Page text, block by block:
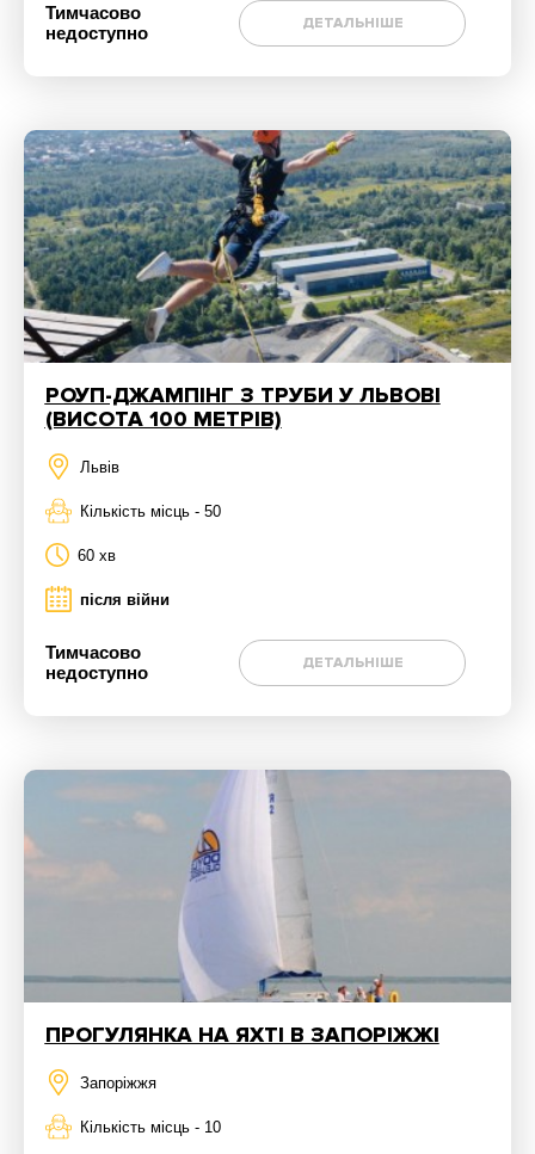
Тимчасово
недоступно
ДЕТАЛЬНІШЕ
РОУП-ДЖАМПІНГ З ТРУБИ У ЛЬВОВІ
(ВИСОТА 100 МЕТРІВ)
Львів
Кількість місць - 50
60 хв
після війни
Тимчасово
недоступно
ДЕТАЛЬНІШЕ
ПРОГУЛЯНКА НА ЯХТІ В ЗАПОРІЖЖІ
Запоріжжя
Кількість місць - 10